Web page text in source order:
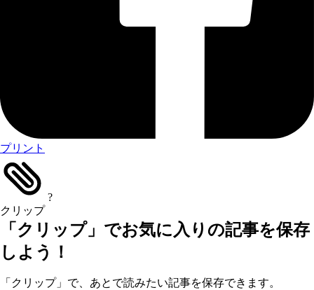
プリント
クリップ
?
「クリップ」でお気に入りの記事を保存
しよう！
「クリップ」で、あとで読みたい記事を保存できます。